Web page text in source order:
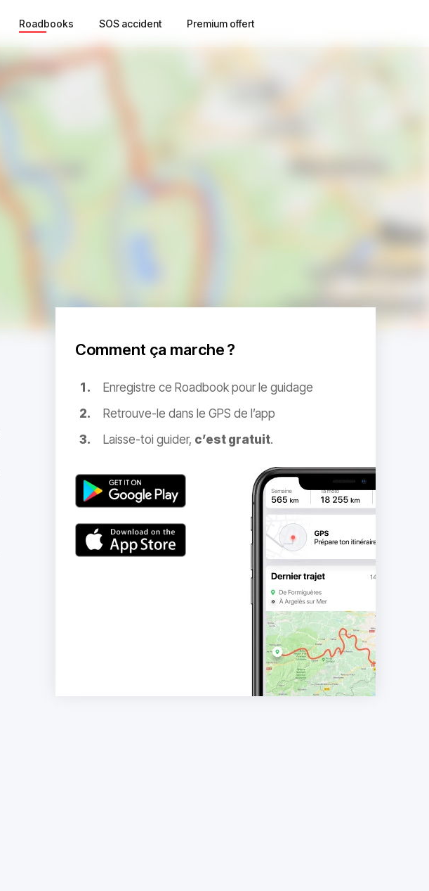
Roadbooks SOS accident Premium offert
Comment ça marche ?
Enregistre ce Roadbook pour le guidage
Retrouve-le dans le GPS de l’app
Laisse-toi guider, c’est gratuit.